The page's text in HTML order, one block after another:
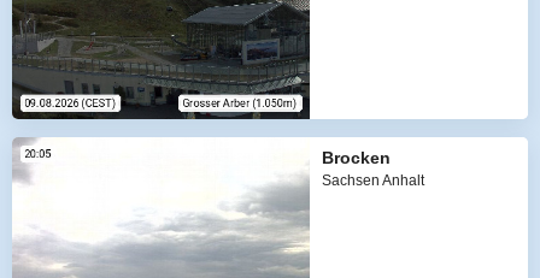
Brocken
Sachsen Anhalt